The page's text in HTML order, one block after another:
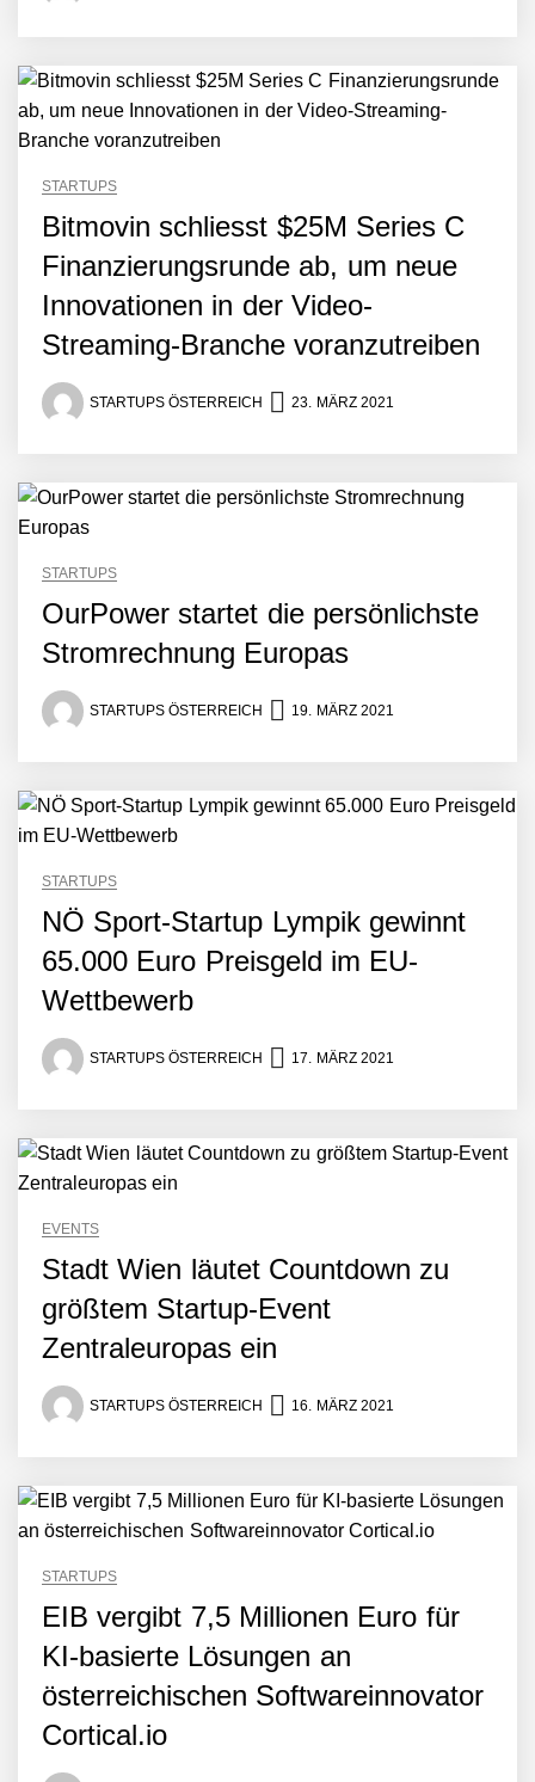
STARTUPS
Bitmovin schliesst $25M Series C
Finanzierungsrunde ab, um neue
Innovationen in der Video-
Streaming-Branche voranzutreiben
STARTUPS ÖSTERREICH 23. MÄRZ 2021
STARTUPS
OurPower startet die persönlichste
Stromrechnung Europas
STARTUPS ÖSTERREICH 19. MÄRZ 2021
STARTUPS
NÖ Sport-Startup Lympik gewinnt
65.000 Euro Preisgeld im EU-
Wettbewerb
STARTUPS ÖSTERREICH 17. MÄRZ 2021
EVENTS
Stadt Wien läutet Countdown zu
größtem Startup-Event
Zentraleuropas ein
STARTUPS ÖSTERREICH 16. MÄRZ 2021
STARTUPS
EIB vergibt 7,5 Millionen Euro für
KI-basierte Lösungen an
österreichischen Softwareinnovator
Cortical.io
Fabian Rauch von Crqlar
österreichisches Startup die
Hotelwelt mit smarten
visuelle Symphonie
Büroabenteuer Haas im
Employer Portrait